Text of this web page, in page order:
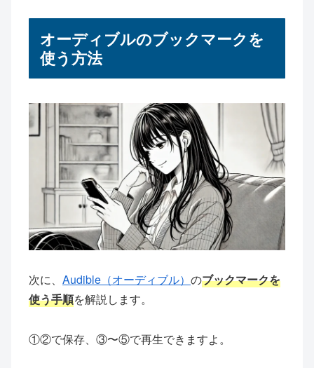
オーディブルのブックマークを
使う方法
次に、 Audible（オーディブル） のブックマークを
使う手順を解説します。
①②で保存、③〜⑤で再生できますよ。